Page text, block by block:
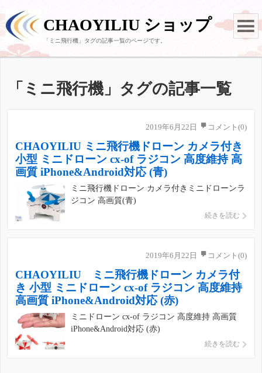
CHAOYILIU ショップ
「 ミニ飛行機」タグの記事一覧のページです。
「 ミニ飛行機 」タグの記事一覧
2019年6月22日 コメント(0)
CHAOYILIU ミニ飛行機ドローン カメラ付き
小型 ミニドローン cx-of ラジコン 高度維持 高
画質 iPhone&Android対応 (青)
ミニ飛行機ドローン カメラ付きミニドローンラ
ジコン 高画質(青)
続きを読む
2019年6月22日 コメント(0)
CHAOYILIU ミニ飛行機ドローン カメラ付
き 小型 ミニドローン cx-of ラジコン 高度維持
高画質 iPhone&Android対応 (赤)
ミニドローン cx-of ラジコン 高度維持 高画質
iPhone&Android対応 (赤)
続きを読む